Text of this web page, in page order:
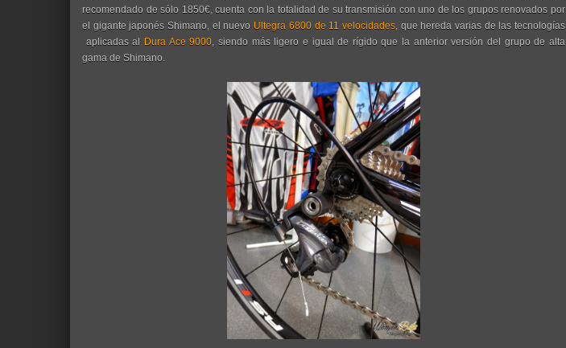
recomendado de sólo 1850€, cuenta con la totalidad de su transmisión con uno de los grupos renovados por
el gigante japonés Shimano, el nuevo Ultegra 6800 de 11 velocidades, que hereda varias de las tecnologías
aplicadas al
Dura Ace 9000, siendo más ligero e igual de rígido que la anterior versión del grupo de alta
gama de Shimano.